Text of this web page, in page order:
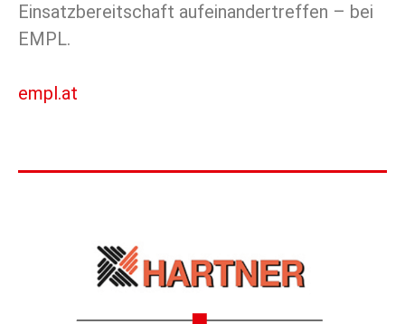
Einsatzbereitschaft aufeinandertreffen – bei
EMPL.
empl.at